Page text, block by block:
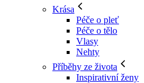
Krása
Péče o pleť
Péče o tělo
Vlasy
Nehty
Příběhy ze života
Inspirativní ženy